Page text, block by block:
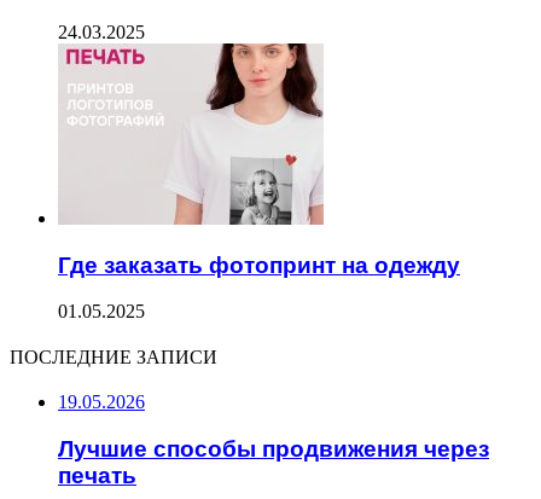
24.03.2025
Где заказать фотопринт на одежду
01.05.2025
ПОСЛЕДНИЕ ЗАПИСИ
19.05.2026
Лучшие способы продвижения через
печать